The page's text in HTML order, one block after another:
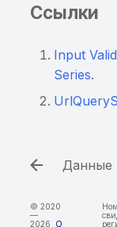
защиты данных
Хранение или
использование
запрещает
Ссылки
Input
Series.
Данные из
© 2020
—
2026 О